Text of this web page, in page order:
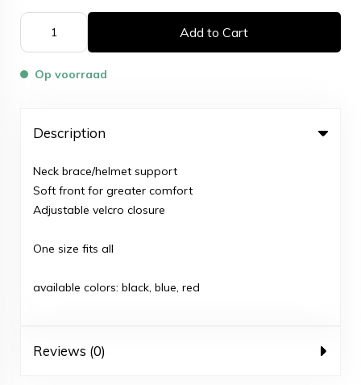
Add to Cart
Op voorraad
Description
Neck brace/helmet support
Soft front for greater comfort
Adjustable velcro closure
One size fits all
available colors: black, blue, red
Reviews (0)